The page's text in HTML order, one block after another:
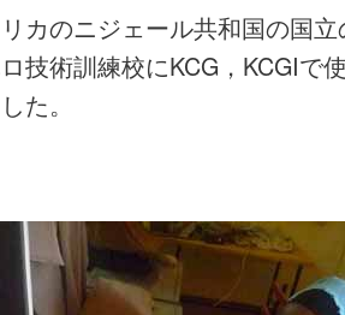
カのニジェール共和国の国
技術訓練校にKCG，KCGIで
た。